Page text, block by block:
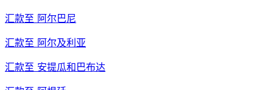
汇款至 阿尔巴尼
汇款至 阿尔及利亚
汇款至 安提瓜和巴布达